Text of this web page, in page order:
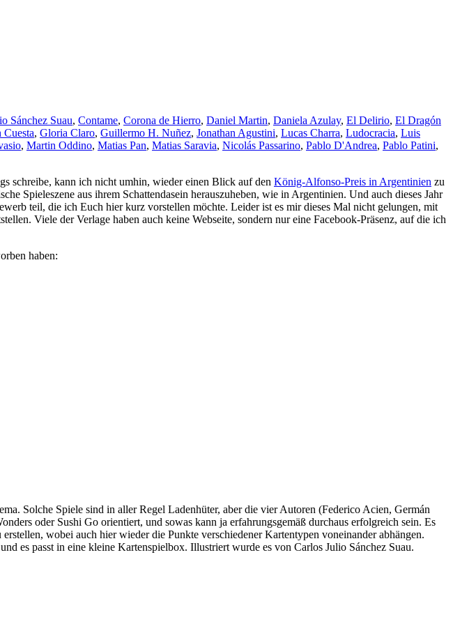
Sánchez Suau, Contame, Corona de Hierro, Daniel Martin, Daniela Azulay, El Delirio, El Dragón
Cuesta, Gloria Claro, Guillermo H. Nuñez, Jonathan Agustini, Lucas Charra, Ludocracia, Luis
, Martin Oddino, Matias Pan, Matias Saravia, Nicolás Passarino, Pablo D'Andrea, Pablo Patini,
schreibe, kann ich nicht umhin, wieder einen Blick auf den König-Alfonso-Preis in Argentinien zu
Spieleszene aus ihrem Schattendasein herauszuheben, wie in Argentinien. Und auch dieses Jahr
teil, die ich Euch hier kurz vorstellen möchte. Leider ist es mir dieses Mal nicht gelungen, mit
Viele der Verlage haben auch keine Webseite, sondern nur eine Facebook-Präsenz, auf die ich
haben:
Solche Spiele sind in aller Regel Ladenhüter, aber die vier Autoren (Federico Acien, Germán
oder Sushi Go orientiert, und sowas kann ja erfahrungsgemäß durchaus erfolgreich sein. Es
wobei auch hier wieder die Punkte verschiedener Kartentypen voneinander abhängen.
und es passt in eine kleine Kartenspielbox. Illustriert wurde es von Carlos Julio Sánchez Suau.